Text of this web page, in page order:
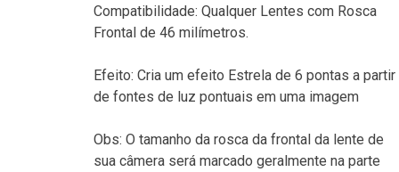
Compatibilidade: Qualquer Lentes com Rosca
Frontal de 46 milímetros.
Efeito: Cria um efeito Estrela de 6 pontas a partir
de fontes de luz pontuais em uma imagem
Obs: O tamanho da rosca da frontal da lente de
sua câmera será marcado geralmente na parte